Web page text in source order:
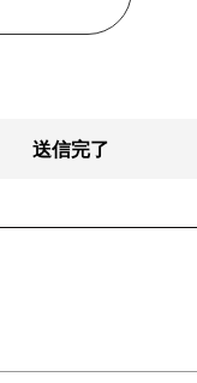
送信完了